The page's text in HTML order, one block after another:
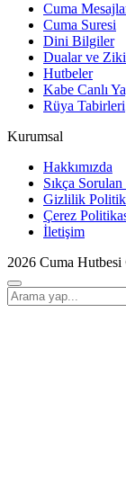
Cuma
Cuma Suresi
Dini Bilgiler
Dualar ve
Hutbeler
Kabe Canlı
Rüya Tabirleri
Kurumsal
Hakkımızda
Sıkça
Gizlilik
Çerez
İletişim
2026 Cuma Hutbesi